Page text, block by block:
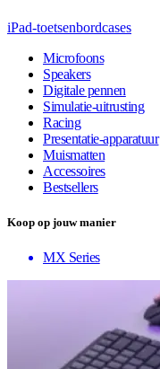
iPad-toetsenbordcases
Microfoons
Speakers
Digitale pennen
Simulatie-uitrusting
Racing
Presentatie-apparatuur
Muismatten
Accessoires
Bestsellers
Koop op jouw manier
MX Series